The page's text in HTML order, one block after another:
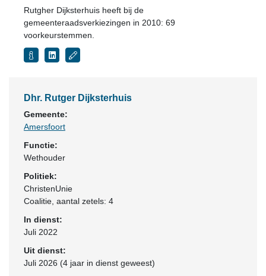
Rutgher Dijksterhuis heeft bij de
gemeenteraadsverkiezingen in 2010: 69
voorkeurstemmen.
Dhr. Rutger Dijksterhuis
Gemeente:
Amersfoort
Functie:
Wethouder
Politiek:
ChristenUnie
Coalitie , aantal zetels: 4
In dienst:
Juli 2022
Uit dienst:
Juli 2026 (4 jaar in dienst geweest)